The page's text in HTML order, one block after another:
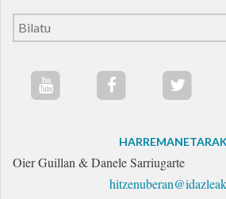
Oier Guillan & Danele Sarriugarte